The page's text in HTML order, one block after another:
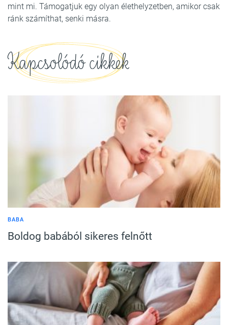
mint mi. Támogatjuk egy olyan élethelyzetben, amikor csak
ránk számíthat, senki másra.
Kapcsolódó cikkek
BABA
Boldog babából sikeres felnőtt